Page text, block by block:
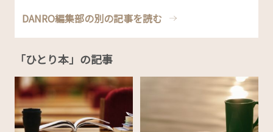
DANRO編集部の別の記事を読む
「ひとり本」の記事